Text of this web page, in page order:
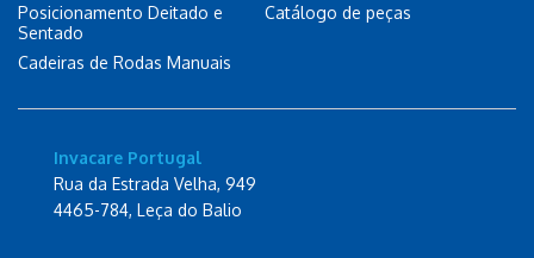
Posicionamento Deitado e
Sentado
Cadeiras de Rodas Manuais
Catálogo de peças
Invacare Portugal
Rua da Estrada Velha, 949
4465-784, Leça do Balio